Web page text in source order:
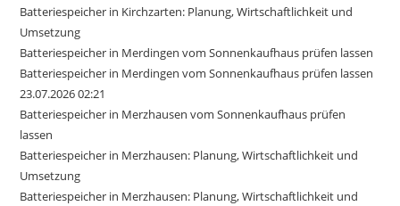
Batteriespeicher in Kirchzarten: Planung, Wirtschaftlichkeit und
Umsetzung
Batteriespeicher in Merdingen vom Sonnenkaufhaus prüfen lassen
Batteriespeicher in Merdingen vom Sonnenkaufhaus prüfen lassen
23.07.2026 02:21
Batteriespeicher in Merzhausen vom Sonnenkaufhaus prüfen
lassen
Batteriespeicher in Merzhausen: Planung, Wirtschaftlichkeit und
Umsetzung
Batteriespeicher in Merzhausen: Planung, Wirtschaftlichkeit und